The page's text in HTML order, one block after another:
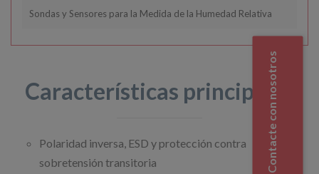
Sondas y Sensores para la Medida de la Humedad Relativa
Características principales
Polaridad inversa, ESD y protección contra
sobretensión transitoria
Contacte con nosotros